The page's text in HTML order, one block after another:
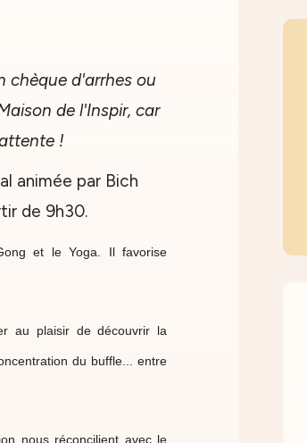
chèque d'arrhes ou
de l'Inspir, car
!
animée par Bich
de 9h30.
et le Yoga. Il favorise
au plaisir de découvrir la
du buffle... entre
nous réconcilient avec le